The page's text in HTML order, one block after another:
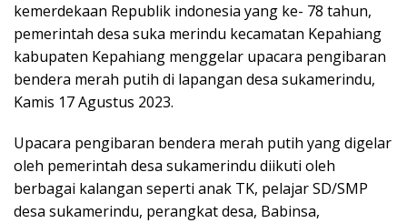
kemerdekaan Republik indonesia yang ke- 78 tahun,
pemerintah desa suka merindu kecamatan Kepahiang
kabupaten Kepahiang menggelar upacara pengibaran
bendera merah putih di lapangan desa sukamerindu,
Kamis 17 Agustus 2023.
Upacara pengibaran bendera merah putih yang digelar
oleh pemerintah desa sukamerindu diikuti oleh
berbagai kalangan seperti anak TK, pelajar SD/SMP
desa sukamerindu, perangkat desa, Babinsa,